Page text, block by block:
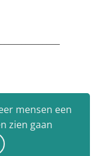
mensen een
zien gaan